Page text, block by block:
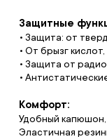
Защитные
• Защита: от
• От брызг
• Защита от
•
Комфорт:
Удобный
Эластичная